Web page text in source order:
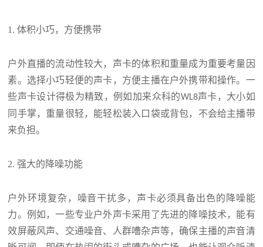
1. 体积小巧，方便携带
户外直播的流动性较大，声卡的体积和重量成为重要考量因
素。选择小巧轻便的声卡，方便主播在户外携带和操作。一
些声卡设计得极为精致，例如加来众科的WL8声卡， 大小如
同手掌，重量很轻，能轻松装入口袋或背包，不会给主播带
来负担。
2.强大的降噪功能
户外环境复杂，噪音干扰多，声卡必须具备出色的降噪能
力。例如，一些专业户外声卡采用了先进的降噪技术，能有
效屏蔽风声、交通噪音、人群嘈杂声等，确保主播的声音清